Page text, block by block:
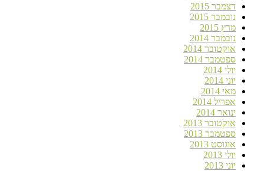
דצמבר 2015
נובמבר 2015
מרץ 2015
נובמבר 2014
אוקטובר 2014
ספטמבר 2014
יולי 2014
יוני 2014
מאי 2014
אפריל 2014
ינואר 2014
אוקטובר 2013
ספטמבר 2013
אוגוסט 2013
יולי 2013
יוני 2013